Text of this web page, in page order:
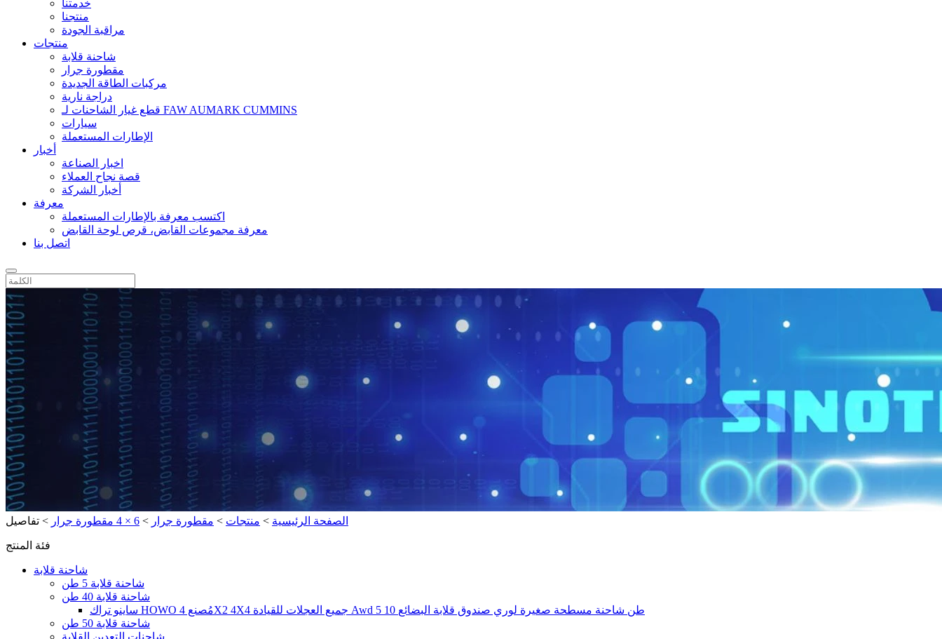
خدمتنا
منتجنا
مراقبة الجودة
منتجات
شاحنة قلابة
مقطورة جرار
مركبات الطاقة الجديدة
دراجة نارية
قطع غيار الشاحنات لـ FAW AUMARK CUMMINS
سيارات
الإطارات المستعملة
أخبار
اخبار الصناعة
قصة نجاح العملاء
أخبار الشركة
معرفة
اكتسب معرفة بالإطارات المستعملة
معرفة مجموعات القابض، قرص لوحة القابض
اتصل بنا
الصفحة الرئيسية > منتجات > مقطورة جرار > 6 × 4 مقطورة جرار > تفاصيل
فئة المنتج
شاحنة قلابة
شاحنة قلابة 5 طن
شاحنة قلابة 40 طن
ساينو تراك HOWO مُصنع 4X2 4X4 جميع العجلات للقيادة Awd 5 10 طن شاحنة مسطحة صغيرة لوري صندوق قلابة البضائع
شاحنة قلابة 50 طن
شاحنات التعدين القلابة